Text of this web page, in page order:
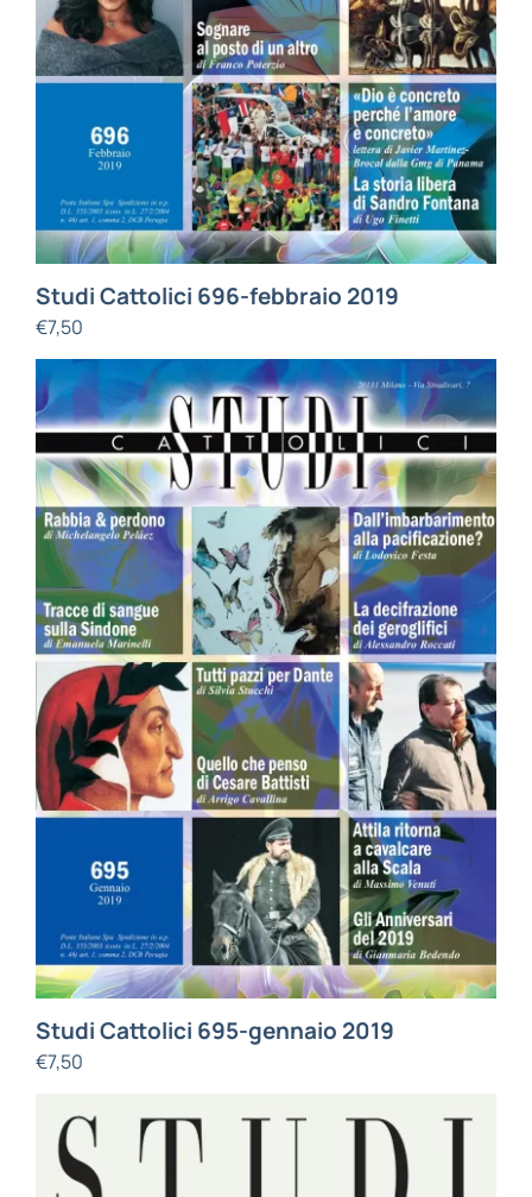
Studi Cattolici 696-febbraio 2019
€7,50
Studi Cattolici 695-gennaio 2019
€7,50